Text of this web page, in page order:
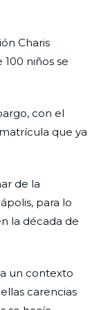
Charis
niños se
con el
que ya
de la
para lo
la década de
un contexto
carencias